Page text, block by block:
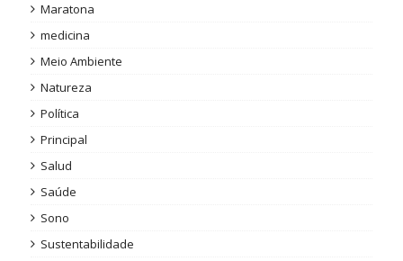
Maratona
medicina
Meio Ambiente
Natureza
Política
Principal
Salud
Saúde
Sono
Sustentabilidade